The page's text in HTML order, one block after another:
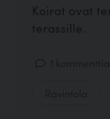
Koirat ovat
terassille.